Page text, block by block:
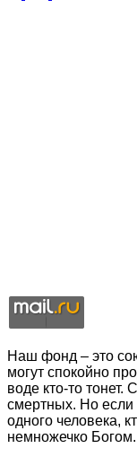
Наш фонд – это
могут спокойно
воде кто-то тонет.
смертных. Но если
одного человека,
немножечко Богом.